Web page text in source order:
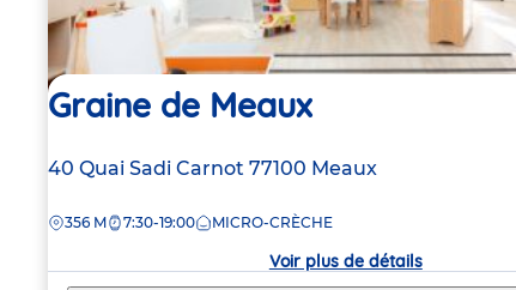
Graine de Meaux
Adresse
la
40 Quai Sadi Carnot 77100 Meaux
DISTANCE
356 M 7:30-19:00 MICRO-CRÈCHE
Voir plus de détails